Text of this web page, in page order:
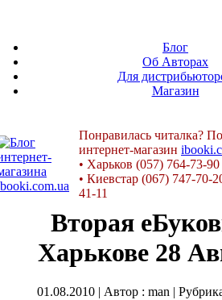
Блог
Об Авторах
Для
Магазин
Понравилась читалка?
интернет-магазин
• Харьков (057) 764-73-90
• Киевстар (067) 747-70-
41-11
Вторая
Харькове 28
01.08.2010 | Автор : man |